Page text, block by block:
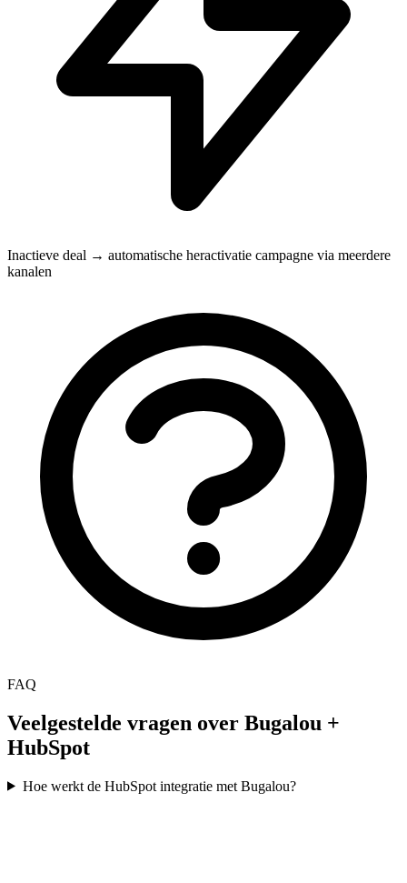
Inactieve deal → automatische heractivatie campagne via meerdere
kanalen
FAQ
Veelgestelde vragen over Bugalou +
HubSpot
Hoe werkt de HubSpot integratie met Bugalou?